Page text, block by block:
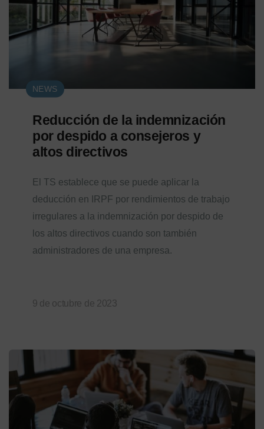
NEWS
Reducción de la indemnización
por despido a consejeros y
altos directivos
El TS establece que se puede aplicar la
deducción en IRPF por rendimientos de trabajo
irregulares a la indemnización por despido de
los altos directivos cuando son también
administradores de una empresa.
9 de octubre de 2023